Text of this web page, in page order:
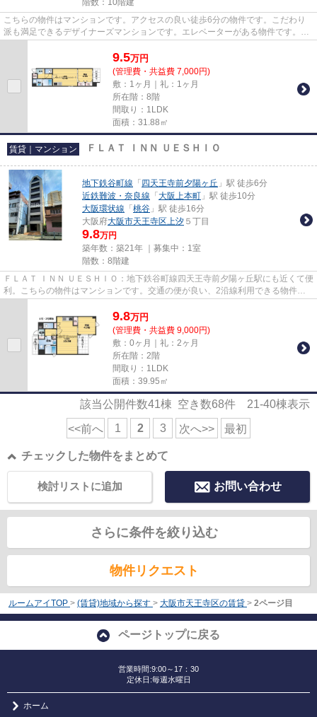
階数：10階建
こちらの物件はマンションです。アクセスの良い徒歩6分の物件です。こだわり
派も満足できるデザイナーズマンションです。エレベーターがある物件です。
9.5万円
(管理費・共益費 7,000円)
敷：1ヶ月｜礼：1ヶ月
所在階：8階
間取り：1LDK
面積：31.88㎡
賃貸｜マンション ＦＬＡＴ ＩＮＮ ＵＥＳＨＩＯ
地下鉄谷町線 「 四天王寺前夕陽ヶ丘 」駅 徒歩6分
近鉄難波・奈良線 「 大阪上本町 」駅 徒歩10分
大阪環状線 「 桃谷 」駅 徒歩16分
大阪府大阪市天王寺区上汐 ５丁目
9.8万円
築年数：築21年 ｜募集中： 1室
階数：8階建
ＦＬＡＴ ＩＮＮ ＵＥＳＨＩＯ：地下鉄谷町線四天王寺前夕陽ヶ丘駅にも近くて便
利。こちらの物件はマンションです。交通の便が良い、2沿線利用できる物件で
9.8万円
(管理費・共益費 9,000円)
敷：0ヶ月｜礼：2ヶ月
所在階：2階
間取り：1LDK
面積：39.95㎡
該当公開件数41棟 空き数68件 21-40棟表示
<<前へ 1 2 3 次へ>> 最初
チェックした物件をまとめて
お問い合わせ
検討リストに追加
さらに条件を絞り込む
物件リクエスト
ルームアイTOP > (賃貸)地域から探す > 大阪市天王寺区の賃貸 > 2ページ目
ページトップに戻る
営業時間:9:00～17：30
定休日:毎週水曜日
ホーム